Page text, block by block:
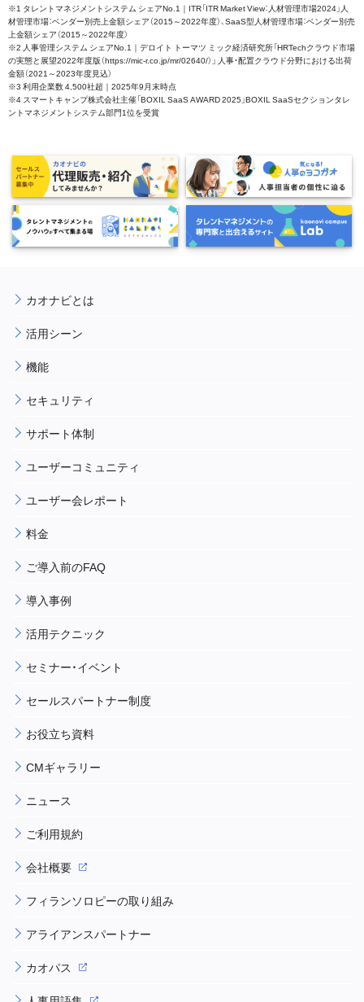
※1 タレントマネジメントシステム シェアNo.1｜ITR「ITR Market View：人材管理市場2024」人
材管理市場：ベンダー別売上金額シェア（2015～2022年度）、SaaS型人材管理市場：ベンダー別売
上金額シェア（2015～2022年度）
※2 人事管理システム シェアNo.1｜デロイト トーマツ ミック経済研究所「HRTechクラウド市場
の実態と展望2022年度版（https://mic-r.co.jp/mr/02640/）」 人事・配置クラウド分野における出荷
金額（2021～2023年度見込）
※3 利用企業数 4,500社超｜2025年9月末時点
※4 スマートキャンプ株式会社主催「BOXIL SaaS AWARD 2025」BOXIL SaaSセクションタレ
ントマネジメントシステム部門1位を受賞
カオナビとは
活用シーン
機能
セキュリティ
サポート体制
ユーザーコミュニティ
ユーザー会レポート
料金
ご導入前のFAQ
導入事例
活用テクニック
セミナー・イベント
セールスパートナー制度
お役立ち資料
CMギャラリー
ニュース
ご利用規約
会社概要
フィランソロピーの取り組み
アライアンスパートナー
カオパス